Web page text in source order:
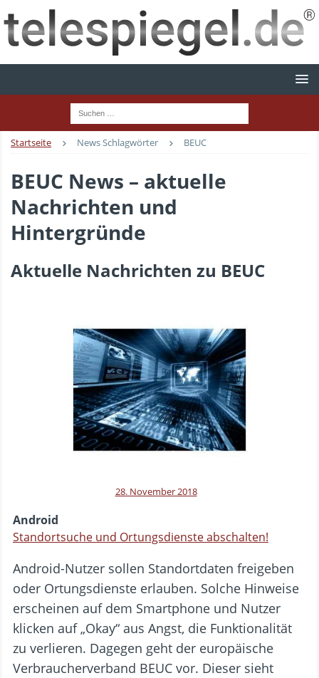
Startseite News Schlagwörter BEUC
BEUC News – aktuelle
Nachrichten und
Hintergründe
Aktuelle Nachrichten zu BEUC
28. November 2018
Android
Standortsuche und Ortungsdienste abschalten!
Android-Nutzer sollen Standortdaten freigeben
oder Ortungsdienste erlauben. Solche Hinweise
erscheinen auf dem Smartphone und Nutzer
klicken auf „Okay“ aus Angst, die Funktionalität
zu verlieren. Dagegen geht der europäische
Verbraucherverband BEUC vor. Dieser sieht